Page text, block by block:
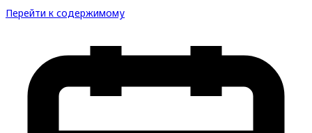
Перейти к содержимому